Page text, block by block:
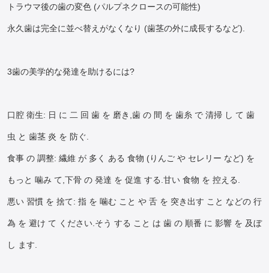
トラウマ後の歯の変色 (パルプネクロースの可能性)
永久歯は完全に並べ替えがなくなり (歯茎の外に成長するなど).
3歯の美学的な発達を助けるには?
口腔 衛生: 日 に 二 回 歯 を 磨き,歯 の 間 を 歯糸 で 清掃 し て 歯
虫 と 歯茎 炎 を 防ぐ.
食事 の 調整: 繊維 が 多く ある 食物 (りんご や セレリー など) を
もっと 噛み て,下骨 の 発達 を 促進 する.甘い 食物 を 控える.
悪い 習慣 を 捨て: 指 を 噛む こと や 舌 を 突き出す こと などの 行
為 を 避け て ください.そう する こと は 歯 の 順番 に 影響 を 及ぼ
し ます.